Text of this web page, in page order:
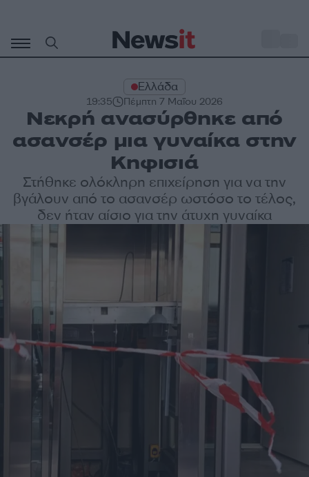
περιεχόμενο
Ελλάδα
19:35 Πέμπτη 7 Μαΐου 2026
Νεκρή ανασύρθηκε από
ασανσέρ μια γυναίκα στην
Κηφισιά
Στήθηκε ολόκληρη επιχείρηση για να την
βγάλουν από το ασανσέρ ωστόσο το τέλος,
δεν ήταν αίσιο για την άτυχη γυναίκα